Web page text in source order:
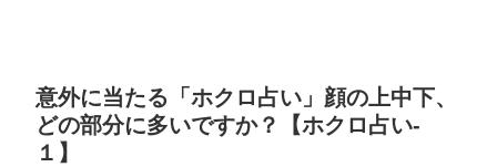
意外に当たる「ホクロ占い」顔の上中下、
どの部分に多いですか？【ホクロ占い‐
１】